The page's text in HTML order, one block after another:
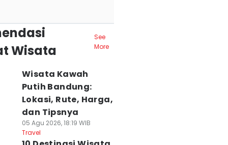
Wisata
See
More
Wisata Kawah
Putih Bandung:
Lokasi, Rute, Harga,
dan Tipsnya
05 Agu 2026, 18:19 WIB
Travel